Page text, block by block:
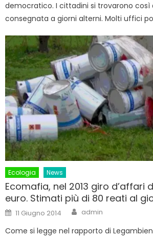
democratico. I cittadini si trovarono così
consegnata a giorni alterni. Molti uffici
Ecologia News
Ecomafia, nel 2013 giro d’affari
euro. Stimati più di 80 reati al
Posted
on
11 Giugno 2014 Author
admin
Come si legge nel rapporto di